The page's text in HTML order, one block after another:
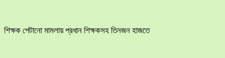
শিক্ষক পেটানো মামলায় প্রধান শিক্ষকসহ তিনজন হাজতে